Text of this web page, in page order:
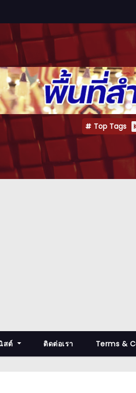
Top Tags
สต์ ติดต่อเรา Terms &